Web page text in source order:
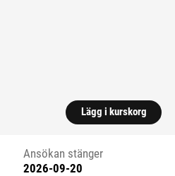
extern sida.)
Lägg i kurskorg
Ansökan stänger
2026-09-20